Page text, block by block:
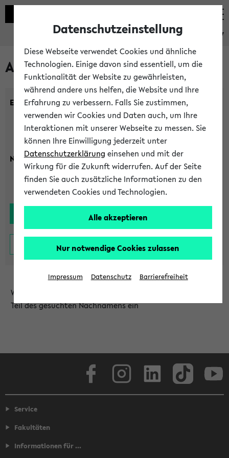
eKVV
Alle Lehrenden
Einrichtung:
Nachname:
Wählen Sie die Einrichtung aus und/oder geben Sie einen
Teil des gesuchten Nachnamens ein
Service
Fakultäten
Informationen für ...
Datenschutzeinstellung
Diese Webseite verwendet Cookies und ähnliche
Technologien. Einige davon sind essentiell, um die
Funktionalität der Website zu gewährleisten,
während andere uns helfen, die Website und Ihre
Erfahrung zu verbessern. Falls Sie zustimmen,
verwenden wir Cookies und Daten auch, um Ihre
Interaktionen mit unserer Webseite zu messen. Sie
können Ihre Einwilligung jederzeit unter
Datenschutzerklärung einsehen und mit der
Wirkung für die Zukunft widerrufen. Auf der Seite
finden Sie auch zusätzliche Informationen zu den
verwendeten Cookies und Technologien.
Alle akzeptieren
Nur notwendige Cookies zulassen
Impressum Datenschutz Barrierefreiheit